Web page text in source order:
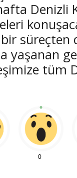
Denizli
süreçten
yaşanan
tüm
0
Koç